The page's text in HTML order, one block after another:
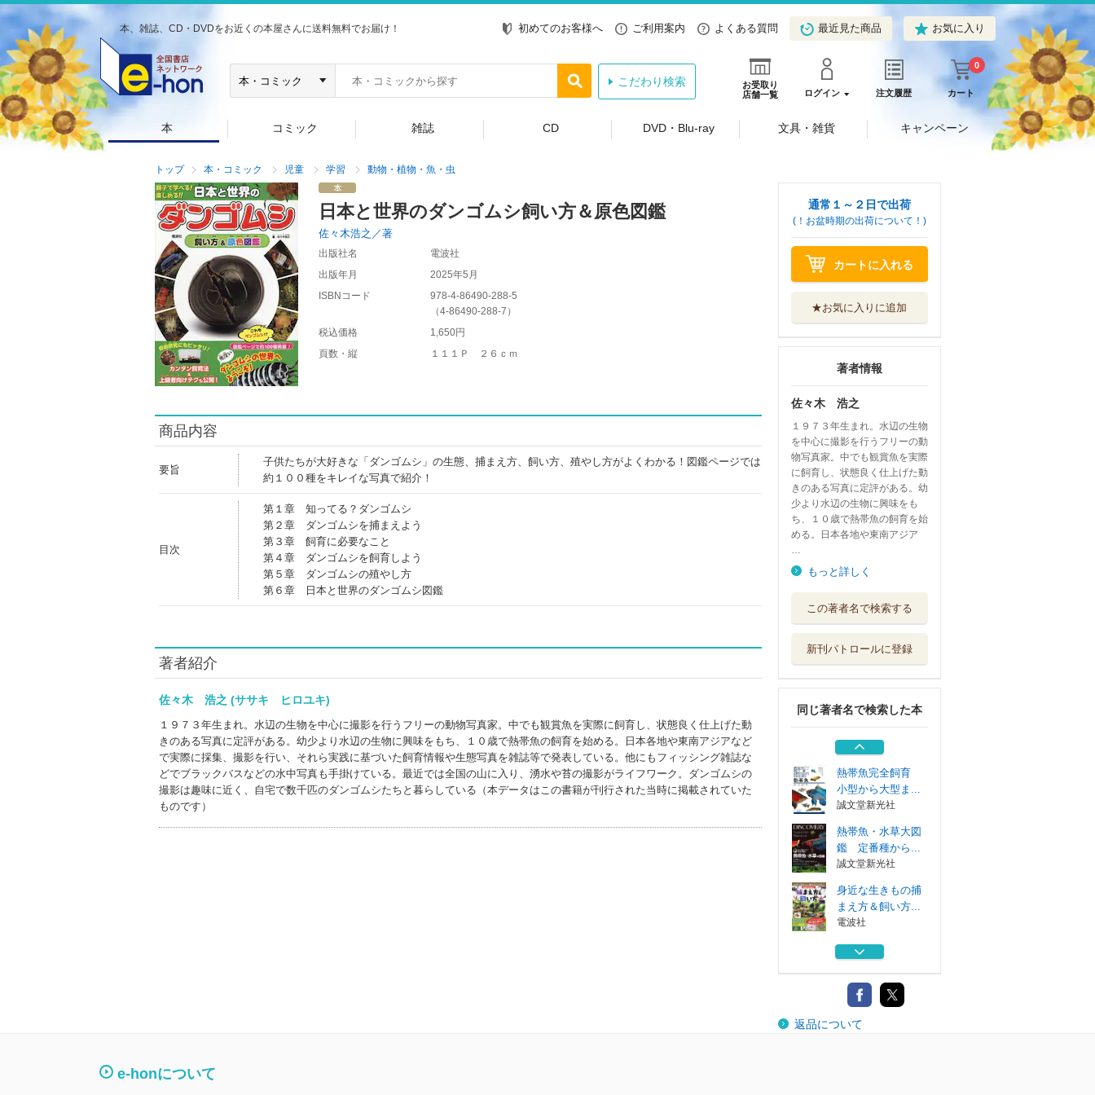
本、雑誌、CD・DVDをお近くの本屋さんに送料無料でお届け！ 初めてのお客様へ ご利用案内 よくある質問 最近見た商品 お気に入り
お受取り
店舗一覧
ログイン 注文履歴 カート
0
こだわり検索
本 コミック 雑誌 CD DVD・Blu-ray 文具・雑貨 キャンペーン
トップ 本・コミック 児童 学習 動物・植物・魚・虫
日本と世界のダンゴムシ飼い方＆原色図鑑
佐々木浩之／著
出版社名
電波社
出版年月
2025年5月
ISBNコード
978-4-86490-288-5
（4-86490-288-7 ）
税込価格
1,650円
頁数・縦
１１１Ｐ ２６ｃｍ
商品内容
要旨
子供たちが大好きな「ダンゴムシ」の生態、捕まえ方、飼い方、殖やし方がよくわかる！図鑑ページでは
約１００種をキレイな写真で紹介！
目次
第１章 知ってる？ダンゴムシ
第２章 ダンゴムシを捕まえよう
第３章 飼育に必要なこと
第４章 ダンゴムシを飼育しよう
第５章 ダンゴムシの殖やし方
第６章 日本と世界のダンゴムシ図鑑
著者紹介
佐々木 浩之 (ササキ ヒロユキ)
１９７３年生まれ。水辺の生物を中心に撮影を行うフリーの動物写真家。中でも観賞魚を実際に飼育し、状態良く仕上げた動
きのある写真に定評がある。幼少より水辺の生物に興味をもち、１０歳で熱帯魚の飼育を始める。日本各地や東南アジアなど
で実際に採集、撮影を行い、それら実践に基づいた飼育情報や生態写真を雑誌等で発表している。他にもフィッシング雑誌な
どでブラックバスなどの水中写真も手掛けている。最近では全国の山に入り、湧水や苔の撮影がライフワーク。ダンゴムシの
撮影は趣味に近く、自宅で数千匹のダンゴムシたちと暮らしている（本データはこの書籍が刊行された当時に掲載されていた
ものです）
通常１～２日で出荷
(！お盆時期の出荷について！)
カートに入れる
★お気に入りに追加
著者情報
佐々木 浩之
１９７３年生まれ。水辺の生物
を中心に撮影を行うフリーの動
物写真家。中でも観賞魚を実際
に飼育し、状態良く仕上げた動
きのある写真に定評がある。幼
少より水辺の生物に興味をも
ち、１０歳で熱帯魚の飼育を始
める。日本各地や東南アジア
…
もっと詳しく
この著者名で検索する
新刊パトロールに登録
同じ著者名で検索した本
まえ方＆飼い方...
メダカ・金魚熱帯
小学館
訳註『名公書判清
明集』懲悪門
汲古書院
熱帯魚完全飼育
小型から大型ま...
誠文堂新光社
熱帯魚・水草大図
鑑 定番種から...
誠文堂新光社
身近な生きもの捕
まえ方＆飼い方...
電波社
メダカ・金魚熱帯
小学館
訳註『名公書判清
明集』懲悪門
返品について
e-honについて